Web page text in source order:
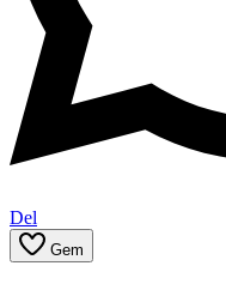
Del
Gem